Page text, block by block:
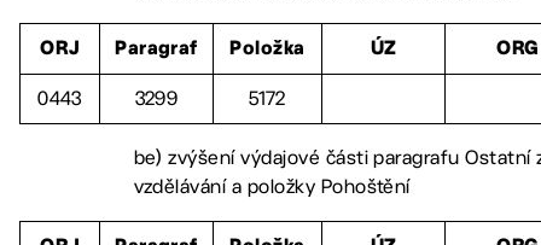
ORJ Paragraf Položka ÚZ ORG
0443 3299 5172
be) zvýšení výdajové části paragrafu Ostatní
vzdělávání a položky Pohoštění